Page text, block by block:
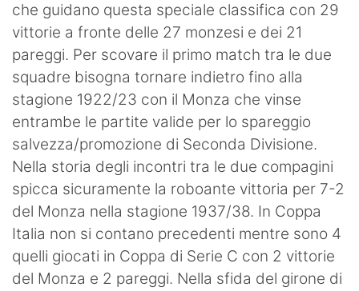
che guidano questa speciale classifica con 29
vittorie a fronte delle 27 monzesi e dei 21
pareggi. Per scovare il primo match tra le due
squadre bisogna tornare indietro fino alla
stagione 1922/23 con il Monza che vinse
entrambe le partite valide per lo spareggio
salvezza/promozione di Seconda Divisione.
Nella storia degli incontri tra le due compagini
spicca sicuramente la roboante vittoria per 7-2
del Monza nella stagione 1937/38. In Coppa
Italia non si contano precedenti mentre sono 4
quelli giocati in Coppa di Serie C con 2 vittorie
del Monza e 2 pareggi. Nella sfida del girone di